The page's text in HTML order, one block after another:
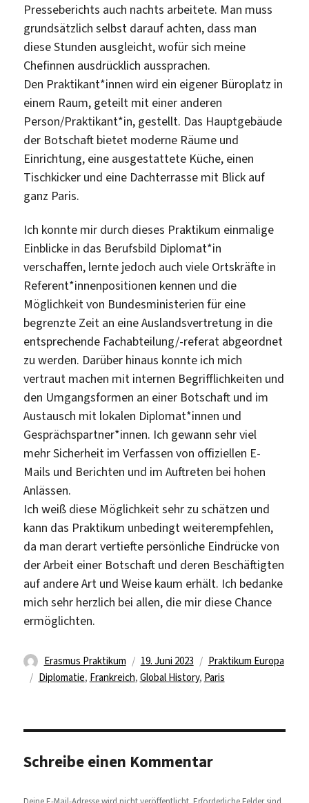
Presseberichts auch nachts arbeitete. Man muss
grundsätzlich selbst darauf achten, dass man
diese Stunden ausgleicht, wofür sich meine
Chefinnen ausdrücklich aussprachen.
Den Praktikant*innen wird ein eigener Büroplatz in
einem Raum, geteilt mit einer anderen
Person/Praktikant*in, gestellt. Das Hauptgebäude
der Botschaft bietet moderne Räume und
Einrichtung, eine ausgestattete Küche, einen
Tischkicker und eine Dachterrasse mit Blick auf
ganz Paris.
Ich konnte mir durch dieses Praktikum einmalige
Einblicke in das Berufsbild Diplomat*in
verschaffen, lernte jedoch auch viele Ortskräfte in
Referent*innenpositionen kennen und die
Möglichkeit von Bundesministerien für eine
begrenzte Zeit an eine Auslandsvertretung in die
entsprechende Fachabteilung/-referat abgeordnet
zu werden. Darüber hinaus konnte ich mich
vertraut machen mit internen Begrifflichkeiten und
den Umgangsformen an einer Botschaft und im
Austausch mit lokalen Diplomat*innen und
Gesprächspartner*innen. Ich gewann sehr viel
mehr Sicherheit im Verfassen von offiziellen E-
Mails und Berichten und im Auftreten bei hohen
Anlässen.
Ich weiß diese Möglichkeit sehr zu schätzen und
kann das Praktikum unbedingt weiterempfehlen,
da man derart vertiefte persönliche Eindrücke von
der Arbeit einer Botschaft und deren Beschäftigten
auf andere Art und Weise kaum erhält. Ich bedanke
mich sehr herzlich bei allen, die mir diese Chance
ermöglichten.
Autor
Erasmus Praktikum
Veröffentlicht
am
19. Juni 2023 Kategorien
Praktikum Europa
Schlagwörter
Diplomatie, Frankreich, Global History, Paris
Schreibe einen Kommentar